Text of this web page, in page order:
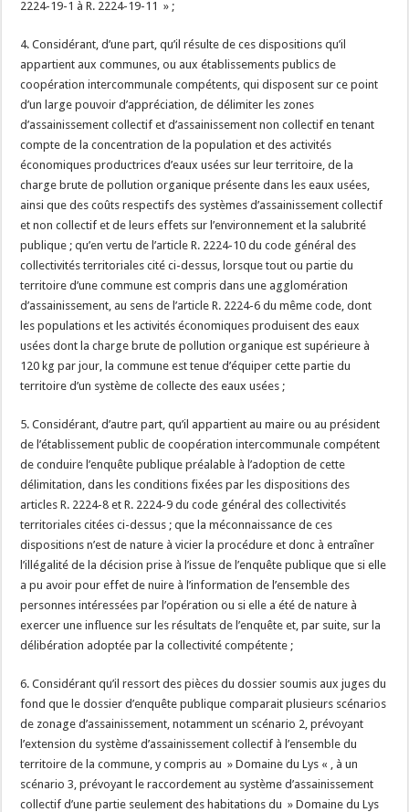
2224-19-1 à R. 2224-19-11 » ;
4. Considérant, d’une part, qu’il résulte de ces dispositions qu’il
appartient aux communes, ou aux établissements publics de
coopération intercommunale compétents, qui disposent sur ce point
d’un large pouvoir d’appréciation, de délimiter les zones
d’assainissement collectif et d’assainissement non collectif en tenant
compte de la concentration de la population et des activités
économiques productrices d’eaux usées sur leur territoire, de la
charge brute de pollution organique présente dans les eaux usées,
ainsi que des coûts respectifs des systèmes d’assainissement collectif
et non collectif et de leurs effets sur l’environnement et la salubrité
publique ; qu’en vertu de l’article R. 2224-10 du code général des
collectivités territoriales cité ci-dessus, lorsque tout ou partie du
territoire d’une commune est compris dans une agglomération
d’assainissement, au sens de l’article R. 2224-6 du même code, dont
les populations et les activités économiques produisent des eaux
usées dont la charge brute de pollution organique est supérieure à
120 kg par jour, la commune est tenue d’équiper cette partie du
territoire d’un système de collecte des eaux usées ;
5. Considérant, d’autre part, qu’il appartient au maire ou au président
de l’établissement public de coopération intercommunale compétent
de conduire l’enquête publique préalable à l’adoption de cette
délimitation, dans les conditions fixées par les dispositions des
articles R. 2224-8 et R. 2224-9 du code général des collectivités
territoriales citées ci-dessus ; que la méconnaissance de ces
dispositions n’est de nature à vicier la procédure et donc à entraîner
l’illégalité de la décision prise à l’issue de l’enquête publique que si elle
a pu avoir pour effet de nuire à l’information de l’ensemble des
personnes intéressées par l’opération ou si elle a été de nature à
exercer une influence sur les résultats de l’enquête et, par suite, sur la
délibération adoptée par la collectivité compétente ;
6. Considérant qu’il ressort des pièces du dossier soumis aux juges du
fond que le dossier d’enquête publique comparait plusieurs scénarios
de zonage d’assainissement, notamment un scénario 2, prévoyant
l’extension du système d’assainissement collectif à l’ensemble du
territoire de la commune, y compris au » Domaine du Lys « , à un
scénario 3, prévoyant le raccordement au système d’assainissement
collectif d’une partie seulement des habitations du » Domaine du Lys